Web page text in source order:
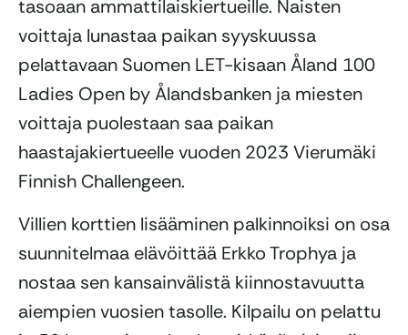
tasoaan ammattilaiskiertueille. Naisten
voittaja lunastaa paikan syyskuussa
pelattavaan Suomen LET-kisaan Åland 100
Ladies Open by Ålandsbanken ja miesten
voittaja puolestaan saa paikan
haastajakiertueelle vuoden 2023 Vierumäki
Finnish Challengeen.
Villien korttien lisääminen palkinnoiksi on osa
suunnitelmaa elävöittää Erkko Trophya ja
nostaa sen kansainvälistä kiinnostavuutta
aiempien vuosien tasolle. Kilpailu on pelattu